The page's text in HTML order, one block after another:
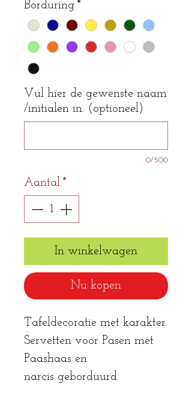
Borduring *
Vul hier de gewenste naam
/initialen in. (optioneel)
0/500
Aantal *
In winkelwagen
Nu kopen
Tafeldecoratie met karakter.
Servetten voor Pasen met
Paashaas en
narcis geborduurd.